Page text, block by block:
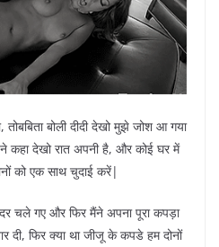
बोली दीदी देखो मुझे जोश आ गया
कहा देखो रात अपनी है, और कोई घर में
को एक साथ चुदाई करें|
चले गए और फिर मैंने अपना पूरा कपड़ा
दी, फिर क्या था जीजू के कपडे हम दोनों